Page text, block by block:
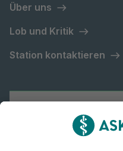
Über uns
Lob und Kritik
Station kontaktieren
Asklepios Gruppe